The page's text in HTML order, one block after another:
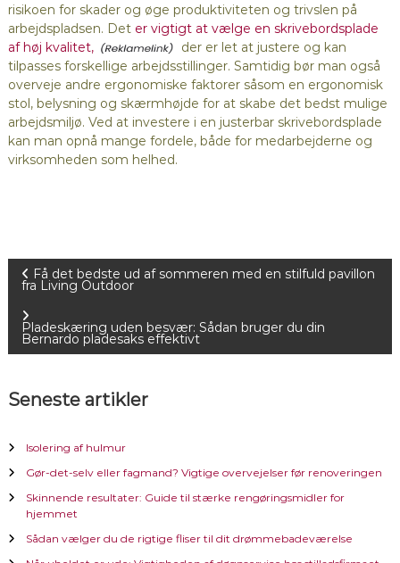
risikoen for skader og øge produktiviteten og trivslen på
arbejdspladsen. Det er vigtigt at vælge en skrivebordsplade
af høj kvalitet,
der er let at justere og kan
tilpasses forskellige arbejdsstillinger. Samtidig bør man også
overveje andre ergonomiske faktorer såsom en ergonomisk
stol, belysning og skærmhøjde for at skabe det bedst mulige
arbejdsmiljø. Ved at investere i en justerbar skrivebordsplade
kan man opnå mange fordele, både for medarbejderne og
virksomheden som helhed.
n
d
l
æ
g
Få det bedste ud af sommeren med en stilfuld pavillon
fra Living Outdoor
Pladeskæring uden besvær: Sådan bruger du din
Bernardo pladesaks effektivt
Seneste artikler
Isolering af hulmur
Gør-det-selv eller fagmand? Vigtige overvejelser før renoveringen
Skinnende resultater: Guide til stærke rengøringsmidler for
hjemmet
Sådan vælger du de rigtige fliser til dit drømmebadeværelse